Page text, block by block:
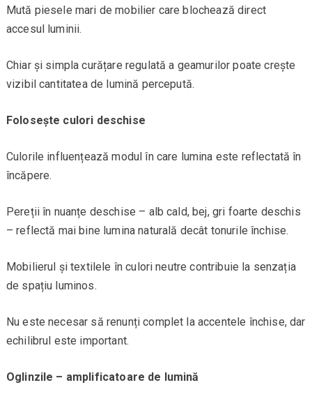
Mută piesele mari de mobilier care blochează direct
accesul luminii.
Chiar și simpla curățare regulată a geamurilor poate crește
vizibil cantitatea de lumină percepută.
Folosește culori deschise
Culorile influențează modul în care lumina este reflectată în
încăpere.
Pereții în nuanțe deschise – alb cald, bej, gri foarte deschis
– reflectă mai bine lumina naturală decât tonurile închise.
Mobilierul și textilele în culori neutre contribuie la senzația
de spațiu luminos.
Nu este necesar să renunți complet la accentele închise, dar
echilibrul este important.
Oglinzile – amplificatoare de lumină